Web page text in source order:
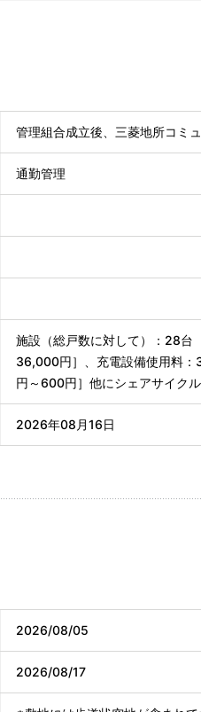
管理組合成立後、三菱地所コミ
通勤管理
施設（総戸数に対して）：28台
36,000円］、充電設備使用料
円～600円］他にシェアサイク
2026年08月16日
2026/08/05
2026/08/17